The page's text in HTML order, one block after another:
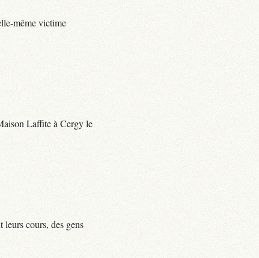
même victime
Laffite à Cergy le
leurs cours, des gens